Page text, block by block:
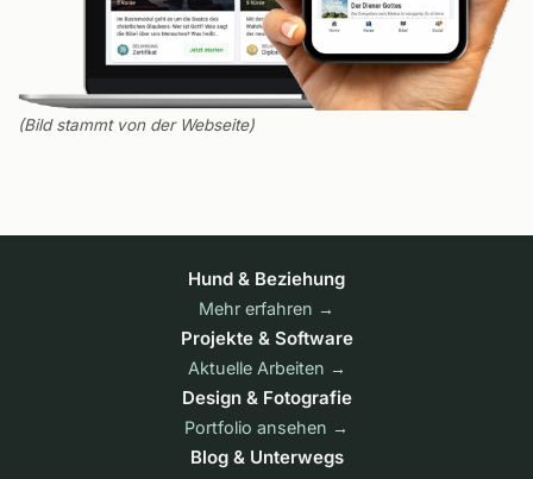
(Bild stammt von der Webseite)
Hund & Beziehung
Mehr erfahren →
Projekte & Software
Aktuelle Arbeiten →
Design & Fotografie
Portfolio ansehen →
Blog & Unterwegs